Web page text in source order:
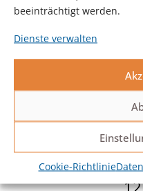
beeinträchtigt werden.
Dienste verwalten
Cookie-Richtlinie